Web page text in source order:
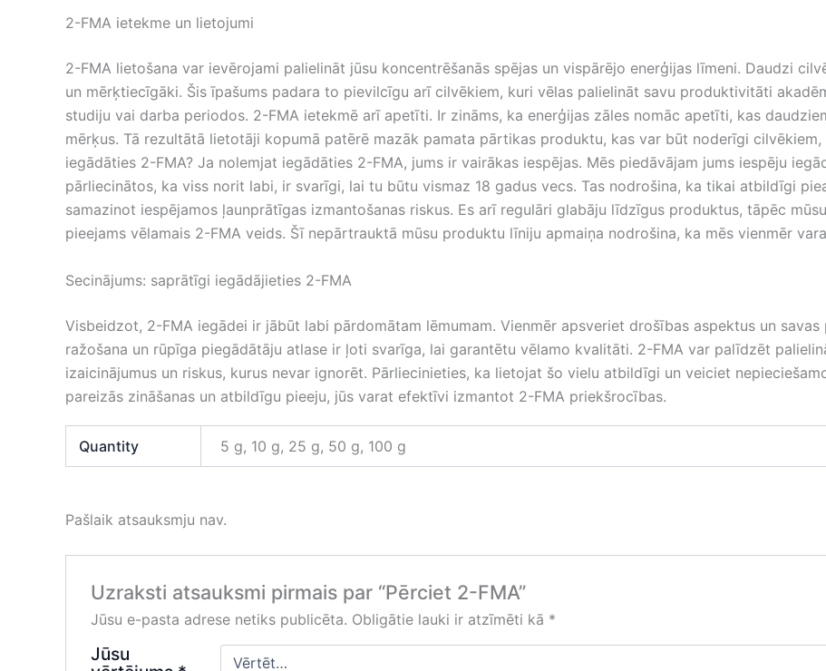
2-FMA ietekme un lietojumi
2-FMA lietošana var ievērojami palielināt jūsu koncentrēšanās spējas un vispārējo enerģijas līmeni. Daudzi
un mērķtiecīgāki. Šis īpašums padara to pievilcīgu arī cilvēkiem, kuri vēlas palielināt savu produktivitāti
studiju vai darba periodos. 2-FMA ietekmē arī apetīti. Ir zināms, ka enerģijas zāles nomāc apetīti, kas
mērķus. Tā rezultātā lietotāji kopumā patērē mazāk pamata pārtikas produktu, kas var būt noderīgi cilvēkiem,
iegādāties 2-FMA? Ja nolemjat iegādāties 2-FMA, jums ir vairākas iespējas. Mēs piedāvājam jums iespēju
pārliecinātos, ka viss norit labi, ir svarīgi, lai tu būtu vismaz 18 gadus vecs. Tas nodrošina, ka tikai atbildīgi
samazinot iespējamos ļaunprātīgas izmantošanas riskus. Es arī regulāri glabāju līdzīgus produktus, tāpēc
pieejams vēlamais 2-FMA veids. Šī nepārtrauktā mūsu produktu līniju apmaiņa nodrošina, ka mēs vienmēr
Secinājums: saprātīgi iegādājieties 2-FMA
Visbeidzot, 2-FMA iegādei ir jābūt labi pārdomātam lēmumam. Vienmēr apsveriet drošības aspektus un
ražošana un rūpīga piegādātāju atlase ir ļoti svarīga, lai garantētu vēlamo kvalitāti. 2-FMA var palīdzēt
izaicinājumus un riskus, kurus nevar ignorēt. Pārliecinieties, ka lietojat šo vielu atbildīgi un veiciet
pareizās zināšanas un atbildīgu pieeju, jūs varat efektīvi izmantot 2-FMA priekšrocības.
Quantity 5 g, 10 g, 25 g, 50 g, 100 g
Pašlaik atsauksmju nav.
Uzraksti atsauksmi pirmais par “Pērciet 2-FMA”
Jūsu e-pasta adrese netiks publicēta. Obligātie lauki ir atzīmēti kā *
Jūsu